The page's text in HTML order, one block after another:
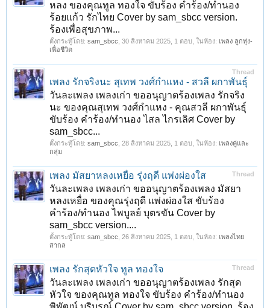
หลง ของคุณทูล ทองใจ ขับร้อง คำร้อง/ทำนอง
ร้อยแก้ว รักไทย Cover by sam_sbcc version.
ร้องเพื่อสุขภาพ...
ตั้งกระทู้โดย: sam_sbcc 30 สิงหาคม 2025 , 1 ตอบ, ในห้อง: เพลง ลูกทุ่ง-
เพื่อชีวิต
Thread
เพลง รักจริงนะ สุเทพ วงศ์กำแหง - สวลี ผกาพันธุ์
วันละเพลง เพลงเก่า ขออนุญาตร้องเพลง รักจริง
นะ ของคุณสุเทพ วงศ์กำแหง - คุณสวลี ผกาพันธุ์
ขับร้อง คำร้อง/ทำนอง ไสล ไกรเลิศ Cover by
sam_sbcc...
ตั้งกระทู้โดย: sam_sbcc 28 สิงหาคม 2025 , 1 ตอบ, ในห้อง: เพลงคู่และ
กลุ่ม
Thread
เพลง มัสยาหลงเหยื่อ รุ่งฤดี แพ่งผ่องใส
วันละเพลง เพลงเก่า ขออนุญาตร้องเพลง มัสยา
หลงเหยื่อ ของคุณรุ่งฤดี แพ่งผ่องใส ขับร้อง
คำร้อง/ทำนอง ไพบูลย์ บุตรขัน Cover by
sam_sbcc version....
ตั้งกระทู้โดย: sam_sbcc 26 สิงหาคม 2025 , 1 ตอบ, ในห้อง: เพลงไทย
สากล
Thread
เพลง รักสุดหัวใจ ทูล ทองใจ
วันละเพลง เพลงเก่า ขออนุญาตร้องเพลง รักสุด
หัวใจ ของคุณทูล ทองใจ ขับร้อง คำร้อง/ทำนอง